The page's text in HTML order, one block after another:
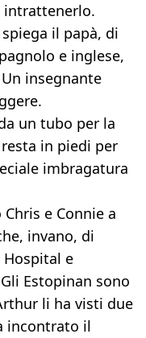
intrattenerlo.
il papà, di
e inglese,
insegnante
un tubo per la
in piedi per
imbragatura
e Connie a
invano, di
Hospital e
Estopinan sono
li ha visti due
incontrato il